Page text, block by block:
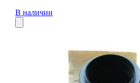
В наличии